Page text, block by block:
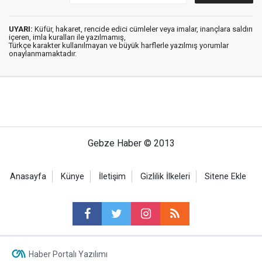
UYARI: Küfür, hakaret, rencide edici cümleler veya imalar, inançlara saldırı
içeren, imla kuralları ile yazılmamış,
Türkçe karakter kullanılmayan ve büyük harflerle yazılmış yorumlar
onaylanmamaktadır.
Gebze Haber © 2013
Anasayfa Künye İletişim Gizlilik İlkeleri Sitene Ekle
Haber Portalı Yazılımı